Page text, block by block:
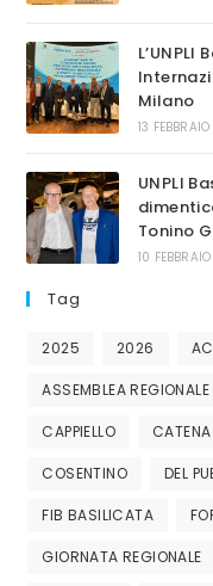
Milano
13
UNPLI
Tonino
10
Tag
2025 2026
ASSEMBLEA REGIONALE
CAPPIELLO CATENA
COSENTINO DEL
FIB BASILICATA
GIORNATA REGIONALE